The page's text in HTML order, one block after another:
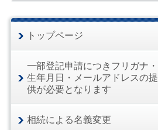
トップページ
一部登記申請につきフリガナ・
生年月日・メールアドレスの提
供が必要となります
相続による名義変更